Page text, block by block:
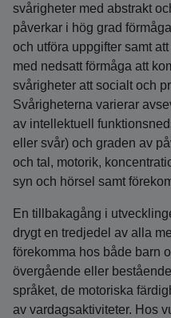
svårigheter med abstrakt
påverkar i hög grad
och utföra uppgifter samt
med nedsatt förmåga att
svårigheter att socialt och
Svårigheterna varierar
av intellektuell
eller svår) och graden av
och tal, motorik,
syn och hörsel samt
En tillbakagång i
drygt en tredjedel av alla
förekomma hos både barn
övergående eller
språket, de motoriska
av vardagsaktiviteter. Hos